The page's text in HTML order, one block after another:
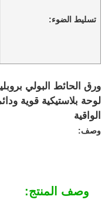
تسليط الضوء:
لوحة بلاستيكية قوية
الواقية
وصف:
وصف المنتج: